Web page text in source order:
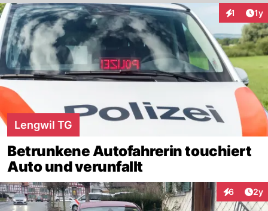
1 1y
Lengwil TG
Betrunkene Autofahrerin touchiert
Auto und verunfallt
6 2y